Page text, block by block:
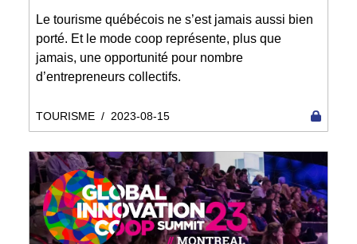
Le tourisme québécois ne s’est jamais aussi bien
porté. Et le mode coop représente, plus que
jamais, une opportunité pour nombre
d’entrepreneurs collectifs.
TOURISME / 2023-08-15